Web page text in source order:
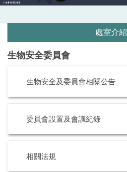
處室介紹
處本部
事務組
經營保管組
生物安全委員會
生物安全及委員會相關公告
委員會設置及會議紀錄
相關法規